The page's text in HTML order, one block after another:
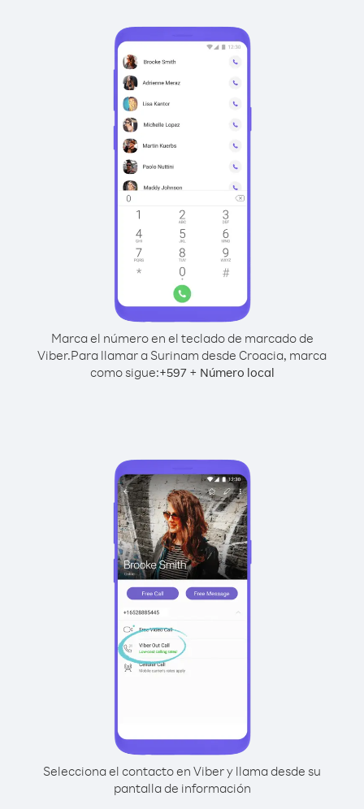
Marca el número en el teclado de marcado de
Viber.Para llamar a Surinam desde Croacia, marca
como sigue:+597+ Número local
Selecciona el contacto en Viber y llama desde su
pantalla de información